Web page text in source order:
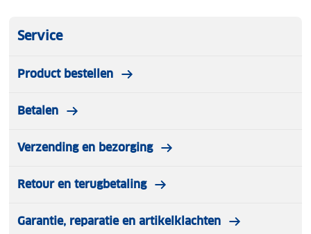
Service
Product bestellen
Betalen
Verzending en bezorging
Retour en terugbetaling
Garantie, reparatie en artikelklachten